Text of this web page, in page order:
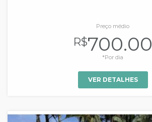
Preço médio
R$700.00
*Por dia
VER DETALHES